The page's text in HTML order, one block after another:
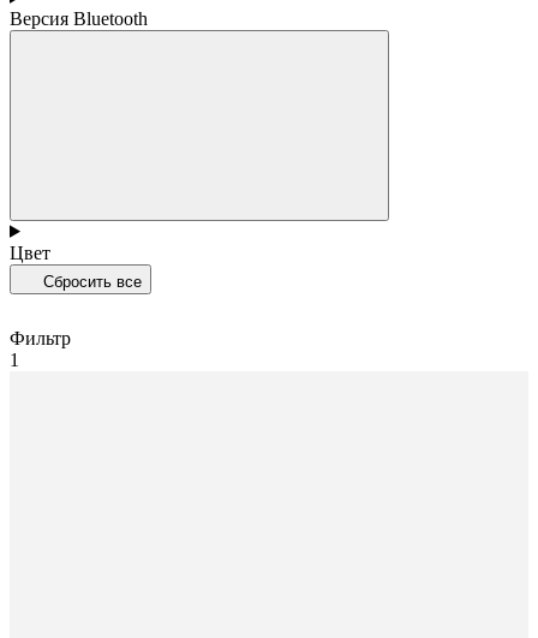
Версия Bluetooth
Цвет
Сбросить все
Фильтр
1